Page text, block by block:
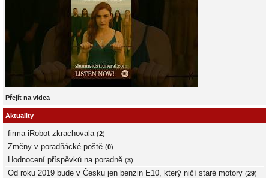
Přejít na videa
Aktuality
firma iRobot zkrachovala (2)
Změny v poradňácké poště (0)
Hodnocení příspěvků na poradně (3)
Od roku 2019 bude v Česku jen benzin E10, který ničí staré motory (29)